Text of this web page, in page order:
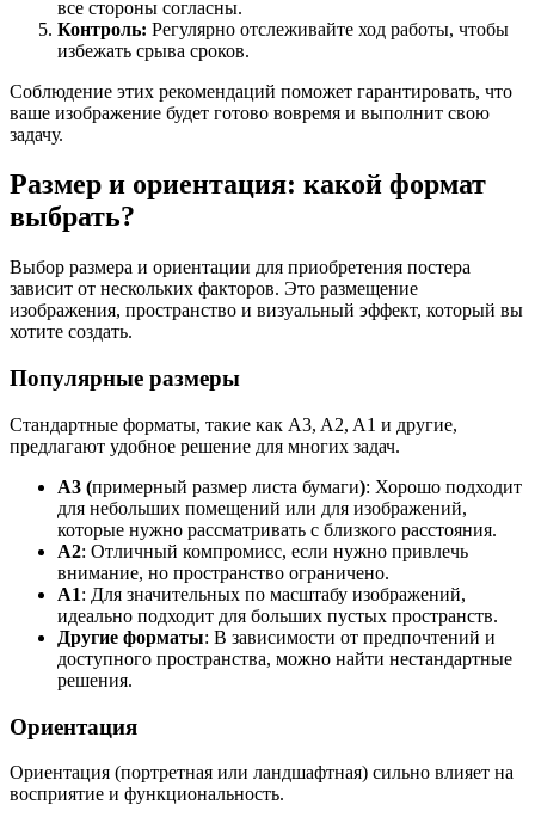
все стороны согласны.
Контроль: Регулярно отслеживайте ход работы, чтобы
избежать срыва сроков.
Соблюдение этих рекомендаций поможет гарантировать, что
ваше изображение будет готово вовремя и выполнит свою
задачу.
Размер и ориентация: какой формат
выбрать?
Выбор размера и ориентации для приобретения постера
зависит от нескольких факторов. Это размещение
изображения, пространство и визуальный эффект, который вы
хотите создать.
Популярные размеры
Стандартные форматы, такие как A3, A2, A1 и другие,
предлагают удобное решение для многих задач.
A3 (примерный размер листа бумаги): Хорошо подходит
для небольших помещений или для изображений,
которые нужно рассматривать с близкого расстояния.
A2: Отличный компромисс, если нужно привлечь
внимание, но пространство ограничено.
A1: Для значительных по масштабу изображений,
идеально подходит для больших пустых пространств.
Другие форматы: В зависимости от предпочтений и
доступного пространства, можно найти нестандартные
решения.
Ориентация
Ориентация (портретная или ландшафтная) сильно влияет на
восприятие и функциональность.